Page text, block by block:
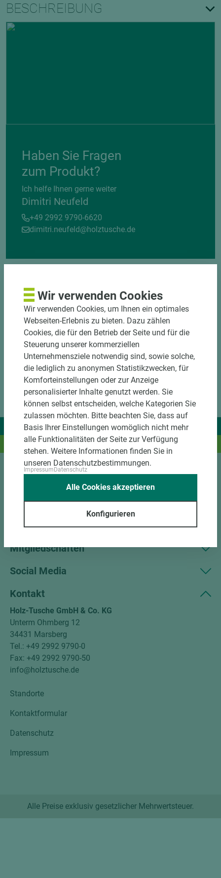
BESCHREIBUNG
Haben Sie Fragen
zum Produkt?
Ich helfe Ihnen gerne weiter
Dimitri Neufeld
+49 2992 9790-6620
dimitri.neufeld@holztusche.de
Wir liefern Ideen.
Und das passende Holz dazu.
Kundenservice
Unternehmen
Mitgliedschaften
Social Media
Kontakt
Holz-Tusche GmbH & Co. KG
Unterm Ohmberg 12
34431 Marsberg
Tel.: +49 2992 9790-0
Fax: +49 2992 9790-50
info@holztusche.de
Standorte
Kontaktformular
Datenschutz
Impressum
Alle Preise exklusiv gesetzlicher Mehrwertsteuer.
Wir verwenden Cookies
Wir verwenden Cookies, um Ihnen ein optimales
Webseiten-Erlebnis zu bieten. Dazu zählen
Cookies, die für den Betrieb der Seite und für die
Steuerung unserer kommerziellen
Unternehmensziele notwendig sind, sowie solche,
die lediglich zu anonymen Statistikzwecken, für
Komforteinstellungen oder zur Anzeige
personalisierter Inhalte genutzt werden. Sie
können selbst entscheiden, welche Kategorien Sie
zulassen möchten. Bitte beachten Sie, dass auf
Basis Ihrer Einstellungen womöglich nicht mehr
alle Funktionalitäten der Seite zur Verfügung
stehen. Weitere Informationen finden Sie in
unseren Datenschutzbestimmungen.
Impressum Datenschutz
Konfigurieren
Alle Cookies akzeptieren